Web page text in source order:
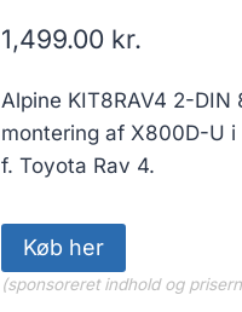
1,499.00 kr.
Alpine KIT8RAV4 2-
montering af X800D-U i
f. Toyota Rav 4.
Køb her
(sponsoreret indhold og